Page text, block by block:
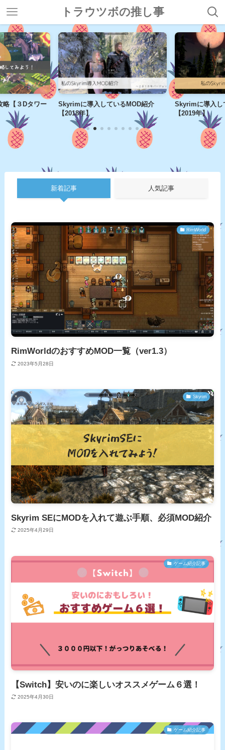
トラウツボの推し事
【３Dタワー
Skyrimに導入しているMOD紹介
【2018年】
Skyrimに導入し
【2019年】
新着記事 人気記事
RimWorld
RimWorldのおすすめMOD一覧（ver1.3）
2023年5月28日
Skyrim
Skyrim SEにMODを入れて遊ぶ手順、必須MOD紹介
2025年4月29日
ゲーム紹介記事
【Switch】安いのに楽しいオススメゲーム６選！
2025年4月30日
ゲーム紹介記事